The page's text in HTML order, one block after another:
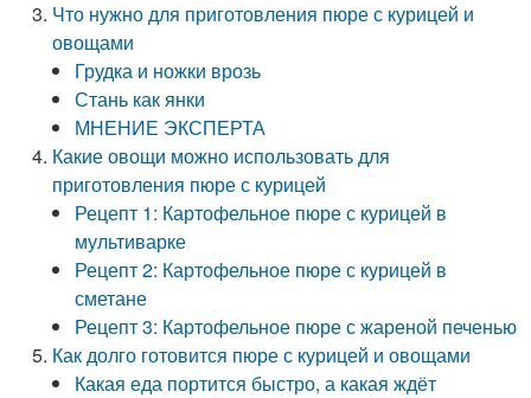
Что нужно для приготовления пюре с курицей и
овощами
Грудка и ножки врозь
Стань как янки
МНЕНИЕ ЭКСПЕРТА
Какие овощи можно использовать для
приготовления пюре с курицей
Рецепт 1: Картофельное пюре с курицей в
мультиварке
Рецепт 2: Картофельное пюре с курицей в
сметане
Рецепт 3: Картофельное пюре с жареной печенью
Как долго готовится пюре с курицей и овощами
Какая еда портится быстро, а какая ждёт